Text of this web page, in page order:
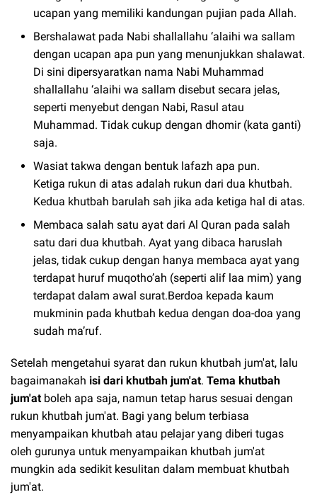
ucapan yang memiliki kandungan pujian pada Allah.
Bershalawat pada Nabi shallallahu ‘alaihi wa sallam
dengan ucapan apa pun yang menunjukkan shalawat.
Di sini dipersyaratkan nama Nabi Muhammad
shallallahu ‘alaihi wa sallam disebut secara jelas,
seperti menyebut dengan Nabi, Rasul atau
Muhammad. Tidak cukup dengan dhomir (kata ganti)
saja.
Wasiat takwa dengan bentuk lafazh apa pun.
Ketiga rukun di atas adalah rukun dari dua khutbah.
Kedua khutbah barulah sah jika ada ketiga hal di atas.
Membaca salah satu ayat dari Al Quran pada salah
satu dari dua khutbah. Ayat yang dibaca haruslah
jelas, tidak cukup dengan hanya membaca ayat yang
terdapat huruf muqotho’ah (seperti alif laa mim) yang
terdapat dalam awal surat.Berdoa kepada kaum
mukminin pada khutbah kedua dengan doa-doa yang
sudah ma’ruf.
Setelah mengetahui syarat dan rukun khutbah jum'at, lalu
bagaimanakah isi dari khutbah jum'at. Tema khutbah
jum'atboleh apa saja, namun tetap harus sesuai dengan
rukun khutbah jum'at. Bagi yang belum terbiasa
menyampaikan khutbah atau pelajar yang diberi tugas
oleh gurunya untuk menyampaikan khutbah jum'at
mungkin ada sedikit kesulitan dalam membuat khutbah
jum'at.